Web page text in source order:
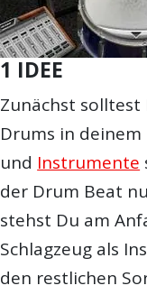
1 IDEE
Zunächst solltest
Drums in
und Instrumente
der Drum Beat
stehst Du am
Schlagzeug als
den restlichen